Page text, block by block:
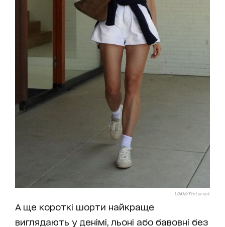
L94M/Pinterest
А ще короткі шорти найкраще
виглядають у денімі, льоні або бавовні без